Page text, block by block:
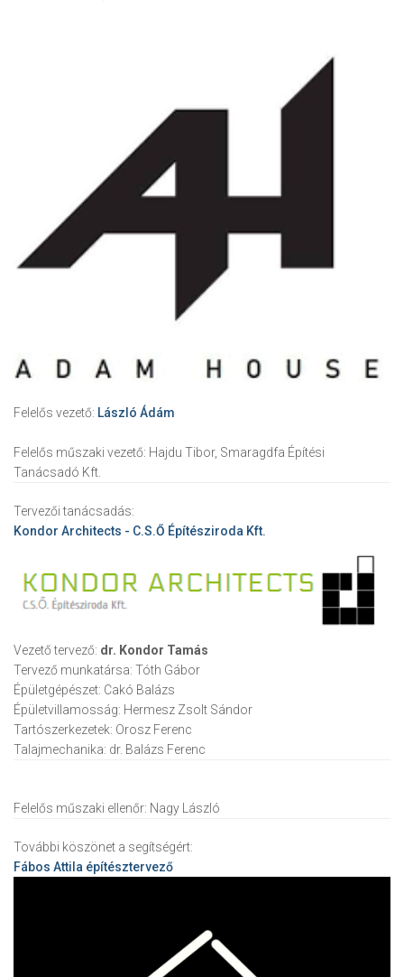
Felelős vezető: László Ádám
Felelős műszaki vezető: Hajdu Tibor, Smaragdfa Építési
Tanácsadó Kft.
Tervezői tanácsadás:
Kondor Architects - C.S.Ő Építésziroda Kft.
Vezető tervező: dr. Kondor Tamás
Tervező munkatársa: Tóth Gábor
Épületgépészet: Cakó Balázs
Épületvillamosság: Hermesz Zsolt Sándor
Tartószerkezetek: Orosz Ferenc
Talajmechanika: dr. Balázs Ferenc
Felelős műszaki ellenőr: Nagy László
További köszönet a segítségért:
Fábos Attila építésztervező